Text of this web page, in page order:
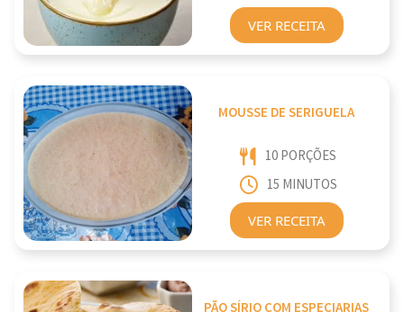
VER RECEITA
MOUSSE DE SERIGUELA
10 PORÇÕES
15 MINUTOS
VER RECEITA
PÃO SÍRIO COM ESPECIARIAS